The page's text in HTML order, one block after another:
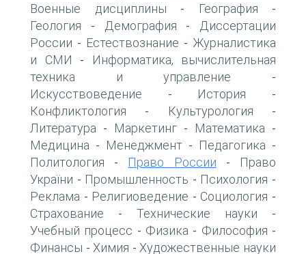
Военные дисциплины - География -
Геология - Демография -
Диссертации
России - Естествознание - Журналистика
и СМИ -
Информатика, вычислительная
техника и управление -
Искусствоведение - История -
Конфликтология - Культурология -
Литература - Маркетинг - Математика -
Медицина - Менеджмент - Педагогика -
Политология - Право России -
Право
України - Промышленность - Психология -
Реклама - Религиоведение - Социология -
Страхование - Технические науки -
Учебный процесс - Физика - Философия -
Финансы - Химия - Художественные науки